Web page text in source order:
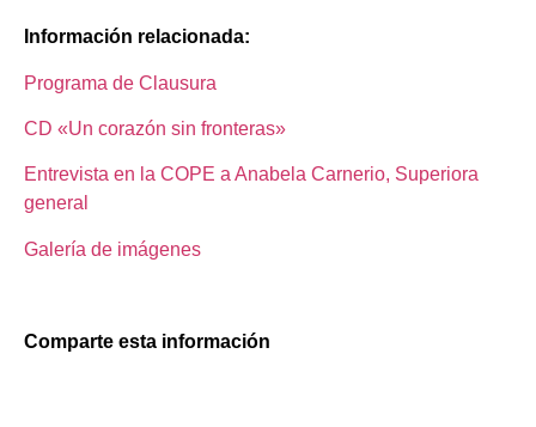
Información relacionada:
Programa de Clausura
CD «Un corazón sin fronteras»
Entrevista en la COPE a Anabela Carnerio, Superiora
general
Galería de imágenes
Comparte esta información